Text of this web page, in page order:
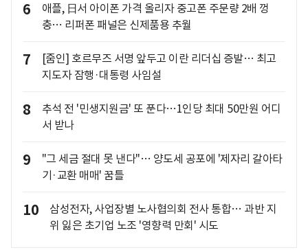
6
애플, 日서 아이폰 가격 올리자 중고폰 주문량 2배 껑
충… 리퍼폰 패널은 신제품용 추월
7
[줌인] 호르무즈 서명 앞두고 이란 리더십 증발… 최고
지도자 잠행·대통령 사임설
8
추석 전 '민생지원금' 또 푼다…1인당 최대 50만원 어디
서 받나
9
"그 세금 절대 못 낸다"… 양도세 공포에 '제자리 갈아타
기·교환 매매' 꿈틀
10
삼성전자, 사업장별 노사협의회 전사 통합… 과반 지
위 잃은 초기업 노조 '영향력 만회' 시도